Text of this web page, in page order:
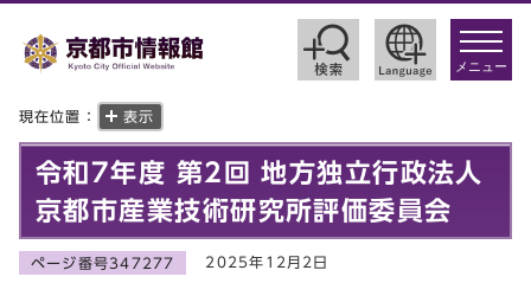
toggle
メニュー
現在位置： 表示
令和7年度 第2回 地方独立行政法人
京都市産業技術研究所評価委員会
ページ番号347277 2025年12月2日